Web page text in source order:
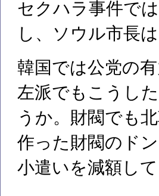
セクハラ事件で
し、ソウル市長
韓国では公党の
左派でもこうし
うか。財閥でも
作った財閥のド
小遣いを減額し